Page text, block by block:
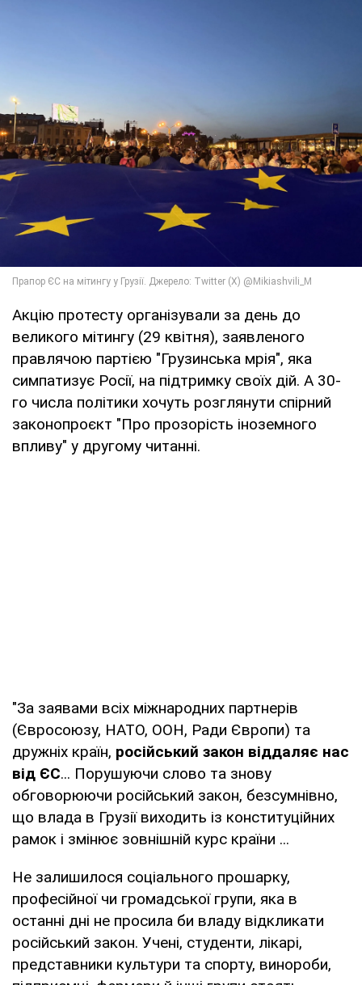
Акцію протесту організували за день до
великого мітингу (29 квітня), заявленого
правлячою партією "Грузинська мрія", яка
симпатизує Росії, на підтримку своїх дій. А 30-
го числа політики хочуть розглянути спірний
законопроєкт "Про прозорість іноземного
впливу" у другому читанні.
"За заявами всіх міжнародних партнерів
(Євросоюзу, НАТО, ООН, Ради Європи) та
дружніх країн, російський закон віддаляє нас
від ЄС... Порушуючи слово та знову
обговорюючи російський закон, безсумнівно,
що влада в Грузії виходить із конституційних
рамок і змінює зовнішній курс країни ...
Не залишилося соціального прошарку,
професійної чи громадської групи, яка в
останні дні не просила би владу відкликати
російський закон. Учені, студенти, лікарі,
представники культури та спорту, винороби,